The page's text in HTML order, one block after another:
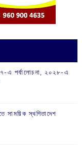
এ পর্যালোচনা, ২০২৮-এ
সাময়িক স্থগিতাদেশ